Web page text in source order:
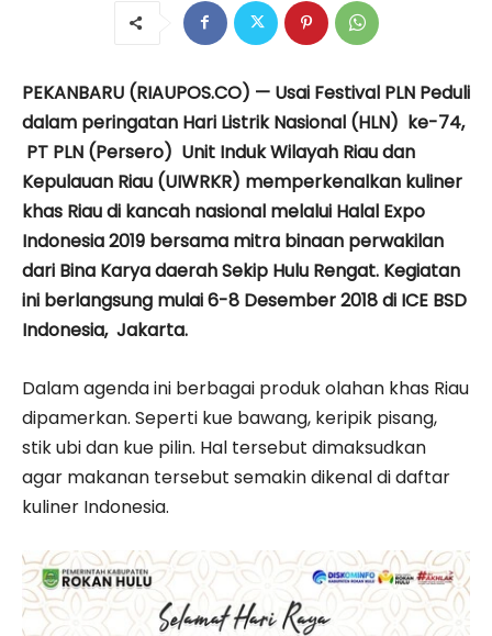
PEKANBARU (RIAUPOS.CO) — Usai Festival PLN Peduli
dalam peringatan Hari Listrik Nasional (HLN) ke-74,
PT PLN (Persero) Unit Induk Wilayah Riau dan
Kepulauan Riau (UIWRKR) memperkenalkan kuliner
khas Riau di kancah nasional melalui Halal Expo
Indonesia 2019 bersama mitra binaan perwakilan
dari Bina Karya daerah Sekip Hulu Rengat. Kegiatan
ini berlangsung mulai 6-8 Desember 2018 di ICE BSD
Indonesia, Jakarta.
Dalam agenda ini berbagai produk olahan khas Riau
dipamerkan. Seperti kue bawang, keripik pisang,
stik ubi dan kue pilin. Hal tersebut dimaksudkan
agar makanan tersebut semakin dikenal di daftar
kuliner Indonesia.